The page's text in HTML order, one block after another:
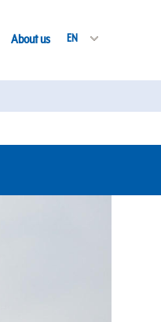
About us EN